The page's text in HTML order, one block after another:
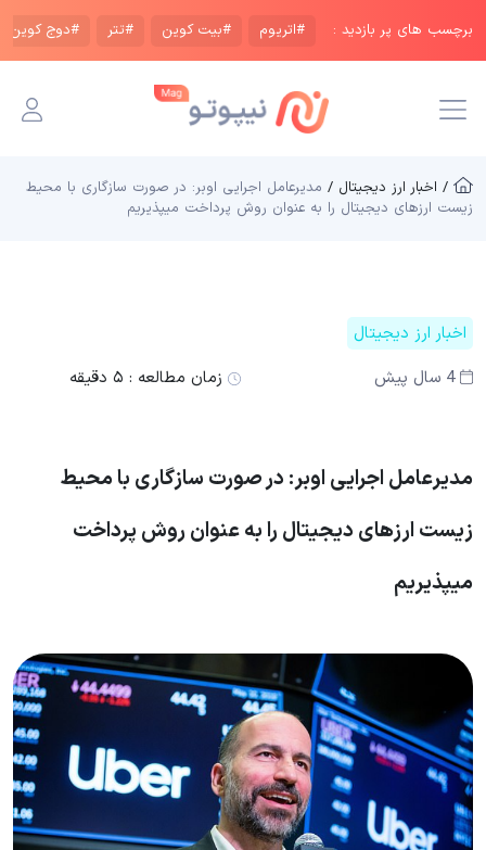
برچسب های پر بازدید : #اتریوم #بیت کوین #تتر #دوج کوین
/ اخبار ارز دیجیتال / مدیرعامل اجرایی اوبر: در صورت سازگاری با محیط
زیست ارزهای دیجیتال را به عنوان روش پرداخت میپذیریم
اخبار ارز دیجیتال
4 سال پیش
زمان مطالعه : ۵ دقیقه
مدیرعامل اجرایی اوبر: در صورت سازگاری با محیط
زیست ارزهای دیجیتال را به عنوان روش پرداخت
میپذیریم